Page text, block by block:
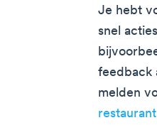
Je hebt
snel
feedback
melden